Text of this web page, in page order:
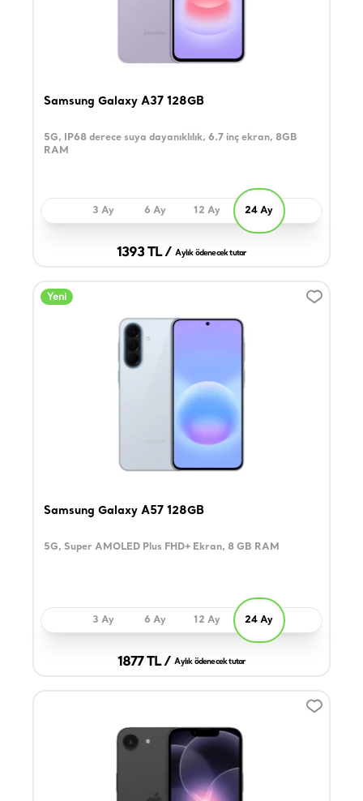
Samsung Galaxy A37 128GB
5G, IP68 derece suya dayanıklılık, 6.7 inç ekran, 8GB
RAM
3 Ay 6 Ay 12 Ay 24 Ay
1393 TL / Aylık ödenecek tutar
Yeni
Samsung Galaxy A57 128GB
5G, Super AMOLED Plus FHD+ Ekran, 8 GB RAM
3 Ay 6 Ay 12 Ay 24 Ay
1877 TL / Aylık ödenecek tutar